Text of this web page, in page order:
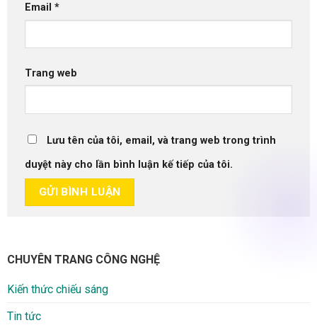
Email *
Trang web
Lưu tên của tôi, email, và trang web trong trình
duyệt này cho lần bình luận kế tiếp của tôi.
CHUYÊN TRANG CÔNG NGHỆ
Kiến thức chiếu sáng
Tin tức